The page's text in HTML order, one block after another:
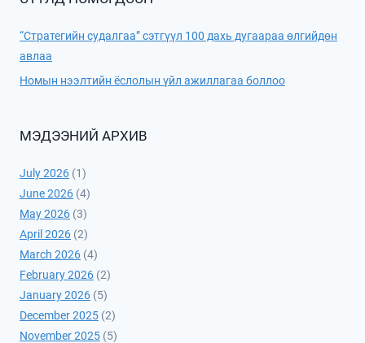
“Стратегийн судалгаа” сэтгүүл 100 дахь дугаараа өлгийдөн
авлаа
Номын нээлтийн ёслолын үйл ажиллагаа боллоо
МЭДЭЭНИЙ АРХИВ
July 2026 (1)
June 2026 (4)
May 2026 (3)
April 2026 (2)
March 2026 (4)
February 2026 (2)
January 2026 (5)
December 2025 (2)
November 2025 (5)